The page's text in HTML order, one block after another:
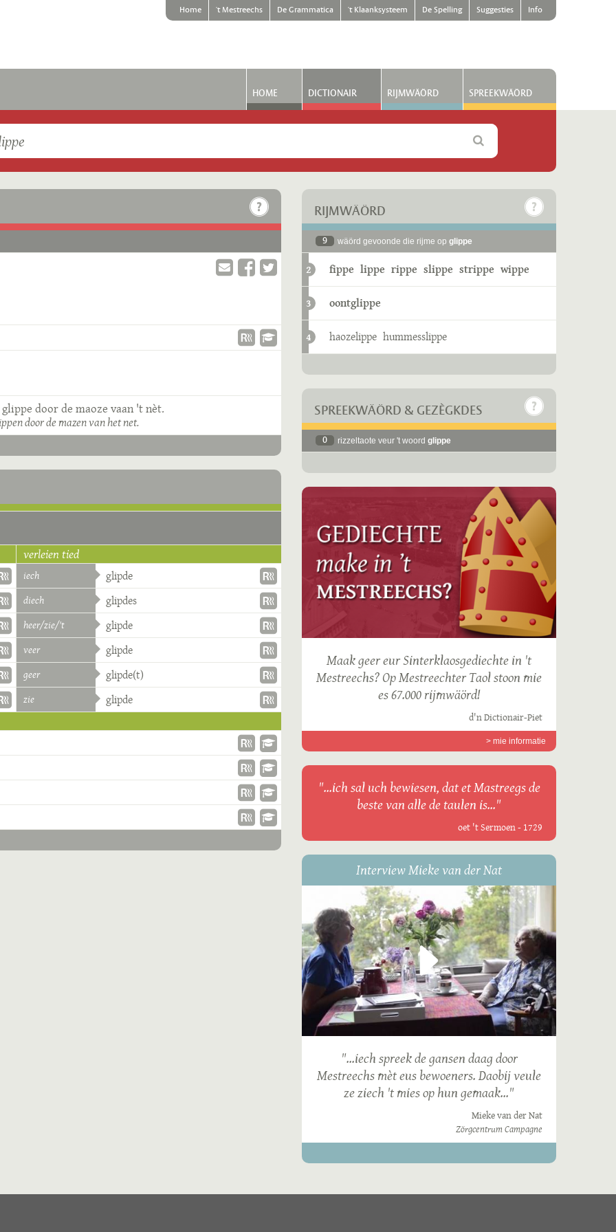
Home 't Mestreechs De Grammatica 't Klaanksysteem De Spelling Suggesties Info
HOME DICTIONAIR RIJMWÄÖRD SPREEKWÄÖRD
door de maoze vaan 't nèt.
door de mazen van het net.
verleien tied
iech glipde
diech glipdes
heer/zie/'t glipde
veer glipde
geer glipde(t)
zie glipde
RIJMWÄÖRD
9 wäörd gevoonde die rijme op glippe
2 fippe lippe rippe slippe strippe wippe
3 oontglippe
4 haozelippe hummesslippe
SPREEKWÄÖRD & GEZÈGKDES
0 rizzeltaote veur 't woord glippe
Maak geer eur Sinterklaosgediechte in 't
Mestreechs? Op Mestreechter Taol stoon mie
es 67.000 rijmwäörd!
d'n Dictionair-Piet
> mie informatie
"...ich sal uch bewiesen, dat et Mastreegs de
beste van alle de taulen is..."
oet 't Sermoen - 1729
Interview Mieke van der Nat
"...iech spreek de gansen daag door
Mestreechs mèt eus bewoeners. Daobij veule
ze ziech 't mies op hun gemaak..."
Mieke van der Nat
Zörgcentrum Campagne